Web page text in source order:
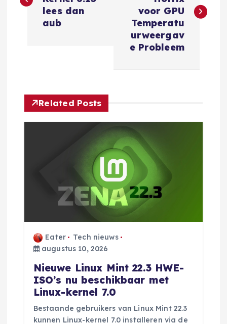
r
h
t
lees dan
aub
voor GPU
Temperatu
urweergav
e Probleem
Related Posts
Eater
Tech nieuws
augustus 10, 2026
Nieuwe Linux Mint 22.3 HWE-
ISO’s nu beschikbaar met
Linux-kernel 7.0
Bestaande gebruikers van Linux Mint 22.3
kunnen Linux-kernel 7.0 installeren via de